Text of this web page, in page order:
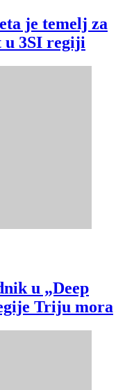
je temelj za
u 3SI regiji
u „Deep
Triju mora